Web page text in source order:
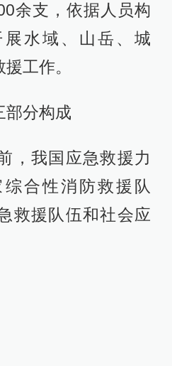
余支，依据人员构
水域、山岳、城
工作。
部分构成
，我国应急救援力
合性消防救援队
救援队伍和社会应